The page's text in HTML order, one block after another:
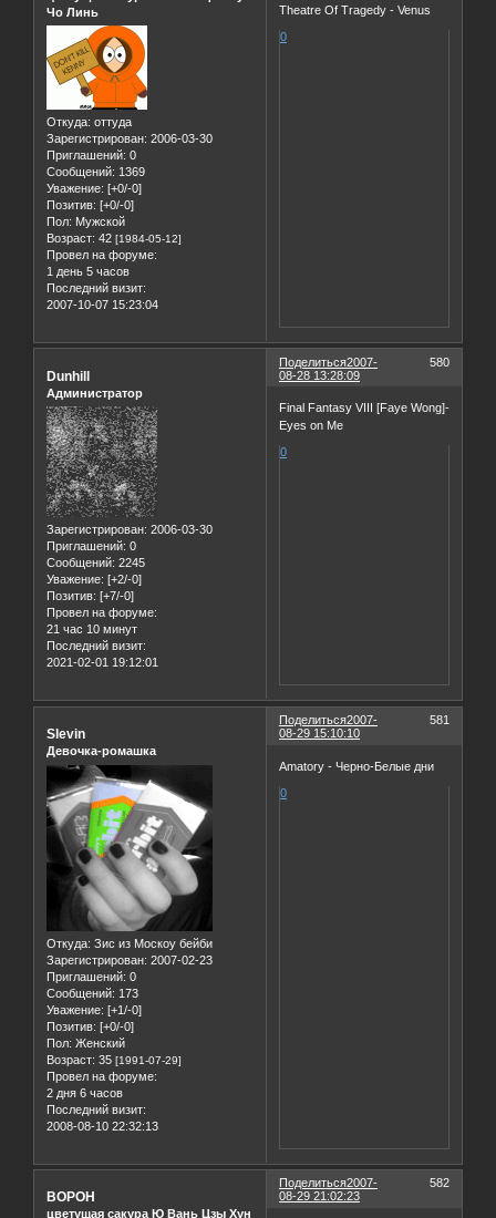
Чо Линь
Откуда: оттуда
Зарегистрирован: 2006-03-30
Приглашений: 0
Сообщений: 1369
Уважение: [+0/-0]
Позитив: [+0/-0]
Пол: Мужской
Возраст: 42 [1984-05-12]
Провел на форуме:
1 день 5 часов
Последний визит:
2007-10-07 15:23:04
Theatre Of Tragedy - Venus
0
Поделиться 580
2007-
08-28 13:28:09
Dunhill
Администратор
Зарегистрирован: 2006-03-30
Приглашений: 0
Сообщений: 2245
Уважение: [+2/-0]
Позитив: [+7/-0]
Провел на форуме:
21 час 10 минут
Последний визит:
2021-02-01 19:12:01
Final Fantasy VIII [Faye Wong]-
Eyes on Me
0
Поделиться 581
2007-
08-29 15:10:10
Slevin
Девочка-ромашка
Откуда: Зис из Москоу бейби
Зарегистрирован: 2007-02-23
Приглашений: 0
Сообщений: 173
Уважение: [+1/-0]
Позитив: [+0/-0]
Пол: Женский
Возраст: 35 [1991-07-29]
Провел на форуме:
2 дня 6 часов
Последний визит:
2008-08-10 22:32:13
Amatory - Черно-Белые дни
0
Поделиться 582
2007-
08-29 21:02:23
BOPOH
цветущая сакура Ю Вань Цзы Хун